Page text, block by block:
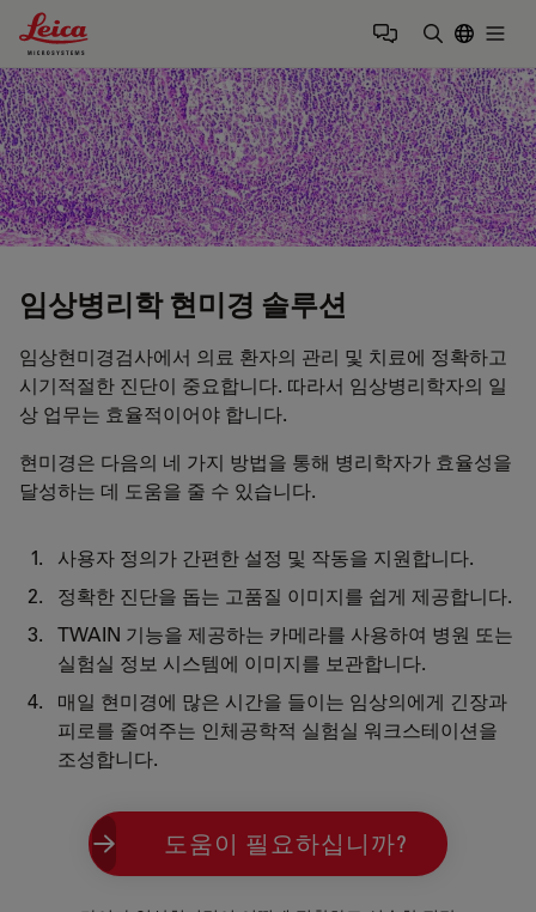
Leica Microsystems Logo
임상병리학 현미경 솔루션
임상현미경검사에서 의료 환자의 관리 및 치료에 정확하고
시기적절한 진단이 중요합니다. 따라서 임상병리학자의 일
상 업무는 효율적이어야 합니다.
현미경은 다음의 네 가지 방법을 통해 병리학자가 효율성을
달성하는 데 도움을 줄 수 있습니다.
사용자 정의가 간편한 설정 및 작동을 지원합니다.
정확한 진단을 돕는 고품질 이미지를 쉽게 제공합니다.
TWAIN 기능을 제공하는 카메라를 사용하여 병원 또는
실험실 정보 시스템에 이미지를 보관합니다.
매일 현미경에 많은 시간을 들이는 임상의에게 긴장과
피로를 줄여주는 인체공학적 실험실 워크스테이션을
조성합니다.
도움이 필요하십니까?